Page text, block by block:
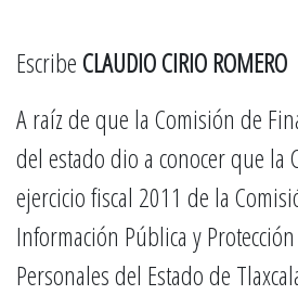
EscribeCLAUDIO CIRIO ROMERO
A raíz de que la Comisión de
del estado dio a conocer que la
ejercicio fiscal 2011 de la
Información Pública y
Personales del Estado de